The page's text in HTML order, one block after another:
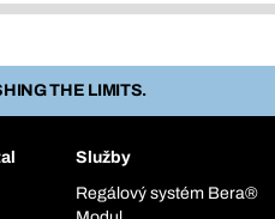
THE LIMITS.
Služby
Regálový systém Bera®